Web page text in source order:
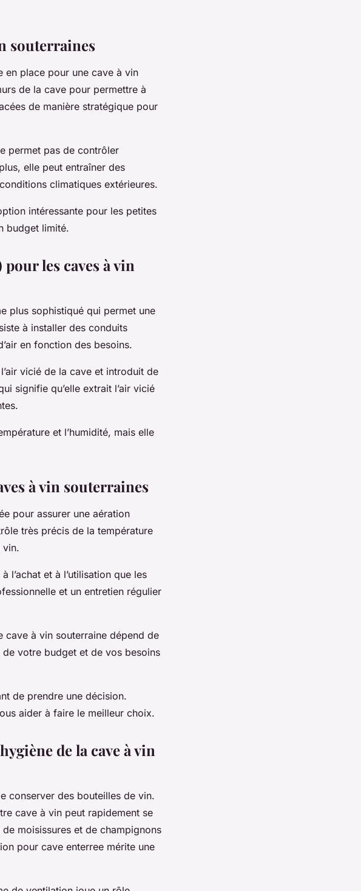
souterraines
en place pour une cave à vin
de la cave pour permettre à
de manière stratégique pour
permet pas de contrôler
elle peut entraîner des
climatiques extérieures.
intéressante pour les petites
budget limité.
les caves à vin
plus sophistiqué qui permet une
à installer des conduits
en fonction des besoins.
vicié de la cave et introduit de
signifie qu’elle extrait l’air vicié
et l’humidité, mais elle
à vin souterraines
pour assurer une aération
très précis de la température
vin.
l’achat et à l’utilisation que les
et un entretien régulier
cave à vin souterraine dépend de
votre budget et de vos besoins
de prendre une décision.
aider à faire le meilleur choix.
de la cave à vin
conserver des bouteilles de vin.
cave à vin peut rapidement se
moisissures et de champignons
pour cave enterree mérite une